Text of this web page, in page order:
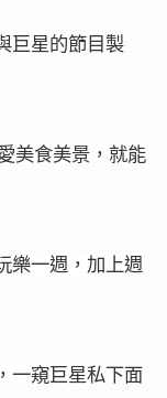
巨星的節目製
美食美景，就能
樂一週，加上週
一窺巨星私下面